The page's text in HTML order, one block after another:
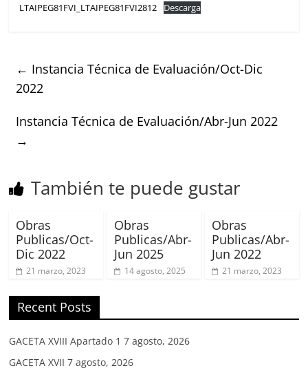
LTAIPEG81FVI_LTAIPEG81FVI2812 Descarga
← Instancia Técnica de Evaluación/Oct-Dic
2022
Instancia Técnica de Evaluación/Abr-Jun 2022
→
También te puede gustar
Obras
Publicas/Oct-
Dic 2022
21 marzo, 2023
Obras
Publicas/Abr-
Jun 2025
14 agosto, 2025
Obras
Publicas/Abr-
Jun 2022
21 marzo, 2023
Recent Posts
GACETA XVIII Apartado 1 7 agosto, 2026
GACETA XVII 7 agosto, 2026